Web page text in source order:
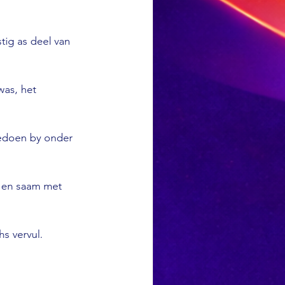
as deel van
het
by onder
saam met
vervul.